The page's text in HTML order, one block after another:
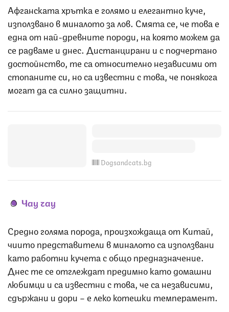
Афганската хрътка е голямо и елегантно куче,
използвано в миналото за лов. Смята се, че това е
една от най-древните породи, на която можем да
се радваме и днес. Дистанцирани и с подчертано
достойнство, те са относително независими от
стопаните си, но са известни с това, че понякога
могат да са силно защитни.
Dogsandcats.bg
Чау чау
Средно голяма порода, произхождаща от Китай,
чиито представители в миналото са използвани
като работни кучета с общо предназначение.
Днес те се отглеждат предимно като домашни
любимци и са известни с това, че са независими,
сдържани и дори – е леко котешки темперамент.